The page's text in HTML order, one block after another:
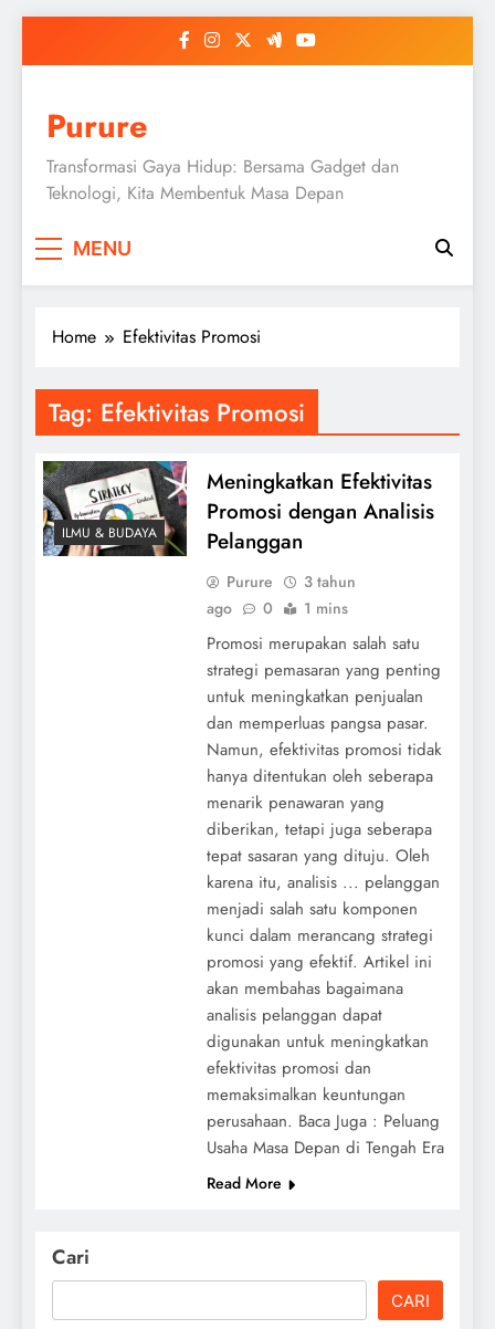
Purure
Transformasi Gaya Hidup: Bersama Gadget dan
Teknologi, Kita Membentuk Masa Depan
MENU
Home Efektivitas Promosi
Tag: Efektivitas Promosi
ILMU & BUDAYA
Meningkatkan Efektivitas
Promosi dengan Analisis
Pelanggan
Purure
3 tahun
ago
0 1 mins
Promosi merupakan salah satu
strategi pemasaran yang penting
untuk meningkatkan penjualan
dan memperluas pangsa pasar.
Namun, efektivitas promosi tidak
hanya ditentukan oleh seberapa
menarik penawaran yang
diberikan, tetapi juga seberapa
tepat sasaran yang dituju. Oleh
karena itu, analisis ... pelanggan
menjadi salah satu komponen
kunci dalam merancang strategi
promosi yang efektif. Artikel ini
akan membahas bagaimana
analisis pelanggan dapat
digunakan untuk meningkatkan
efektivitas promosi dan
memaksimalkan keuntungan
perusahaan. Baca Juga : Peluang
Usaha Masa Depan di Tengah Era
Read More
Cari
CARI